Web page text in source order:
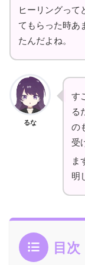
ヒーリングって
てもらった時あ
たんだよね。
るな
す
る
の
受
ま
明
目次